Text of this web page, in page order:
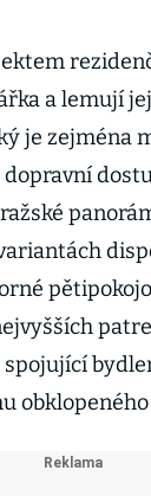
a lemují
je zejména